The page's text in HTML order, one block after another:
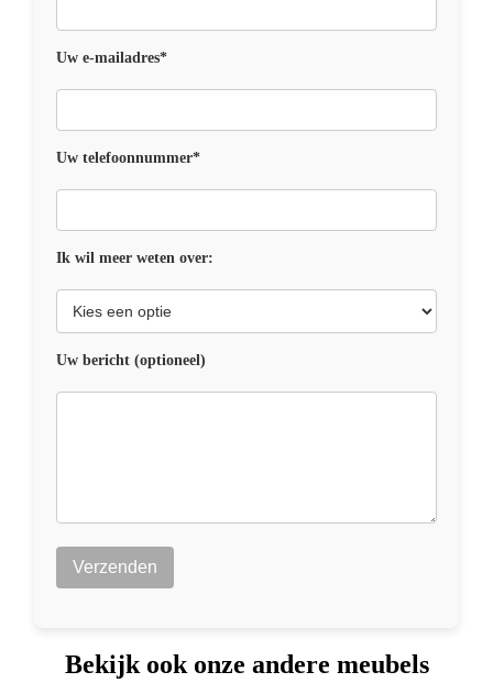
Uw e-mailadres*
Uw telefoonnummer*
Ik wil meer weten over:
Uw bericht (optioneel)
Bekijk ook onze andere meubels